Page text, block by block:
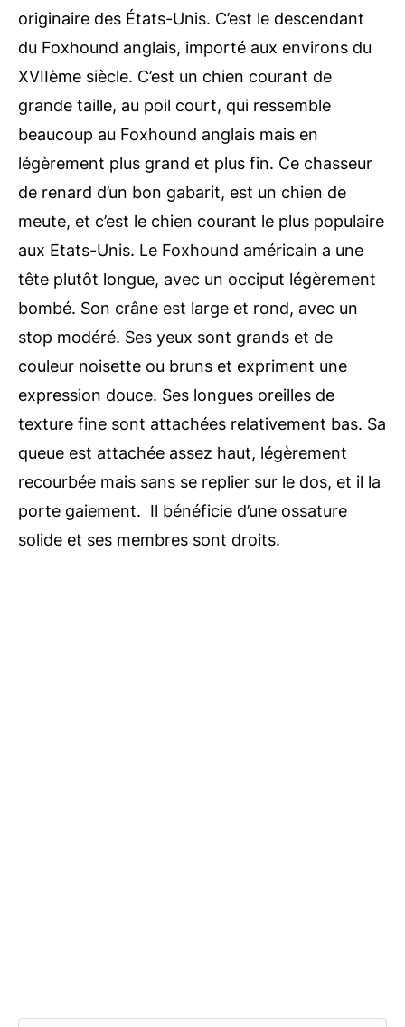
originaire des États-Unis. C’est le descendant
du Foxhound anglais, importé aux environs du
XVIIème siècle. C’est un chien courant de
grande taille, au poil court, qui ressemble
beaucoup au Foxhound anglais mais en
légèrement plus grand et plus fin. Ce chasseur
de renard d’un bon gabarit, est un chien de
meute, et c’est le chien courant le plus populaire
aux Etats-Unis. Le Foxhound américain a une
tête plutôt longue, avec un occiput légèrement
bombé. Son crâne est large et rond, avec un
stop modéré. Ses yeux sont grands et de
couleur noisette ou bruns et expriment une
expression douce. Ses longues oreilles de
texture fine sont attachées relativement bas. Sa
queue est attachée assez haut, légèrement
recourbée mais sans se replier sur le dos, et il la
porte gaiement. Il bénéficie d’une ossature
solide et ses membres sont droits.